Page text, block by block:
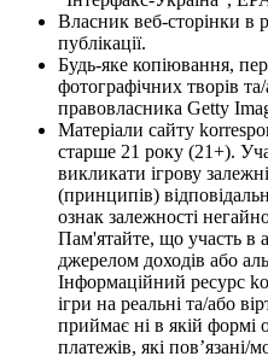
Власник веб-сторінки в
публікації.
Будь-яке копіювання,
фотографічних творів та/
правовласника Getty
Матеріали сайту
старше 21 року (21+).
викликати ігрову
(принципів)
ознак залежності
Пам'ятайте, що участь в
джерелом доходів або
Інформаційний ресурс
ігри на реальні та/або
приймає ні в якій формі
платежів, які пов’язані/